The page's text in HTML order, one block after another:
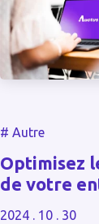
# Autre
Optimisez
de votre
2024 . 10 . 30